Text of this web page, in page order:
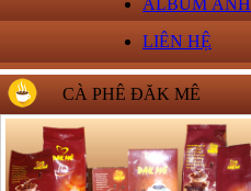
ALBUM ẢNH
LIÊN HỆ
CÀ PHÊ ĐĂK MÊ